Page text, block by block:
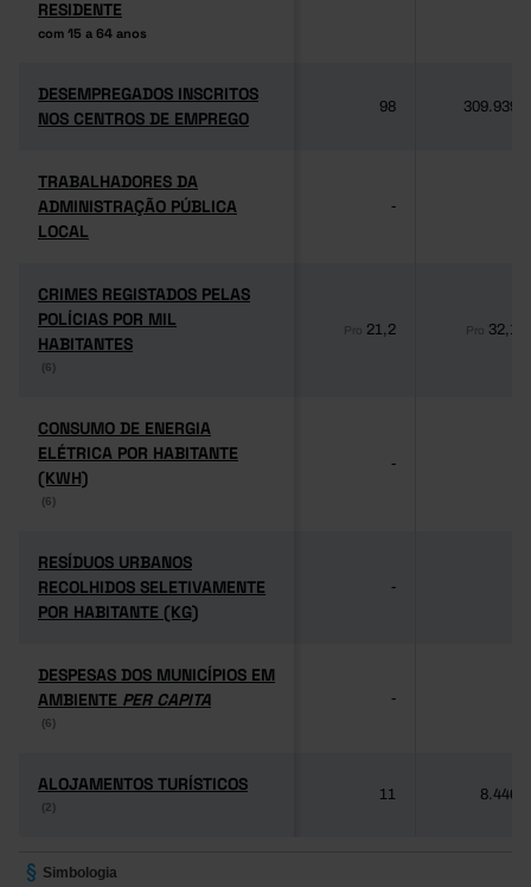
RESIDENTE
com 15 a 64 anos
RESIDENTE
com 15 a 64 anos
DESEMPREGADOS INSCRITOS
NOS CENTROS DE EMPREGO
DESEMPREGADOS INSCRITOS
NOS CENTROS DE EMPREGO
98 309.939
TRABALHADORES DA
ADMINISTRAÇÃO PÚBLICA
LOCAL
TRABALHADORES DA
ADMINISTRAÇÃO PÚBLICA
LOCAL
-
CRIMES REGISTADOS PELAS
POLÍCIAS POR MIL
HABITANTES
(6)
CRIMES REGISTADOS PELAS
POLÍCIAS POR MIL
HABITANTES
(6)
Pro 21,2 Pro 32,1
CONSUMO DE ENERGIA
ELÉTRICA POR HABITANTE
(KWH)
(6)
CONSUMO DE ENERGIA
ELÉTRICA POR HABITANTE
(KWH)
(6)
-
RESÍDUOS URBANOS
RECOLHIDOS SELETIVAMENTE
POR HABITANTE (KG)
RESÍDUOS URBANOS
RECOLHIDOS SELETIVAMENTE
POR HABITANTE (KG)
-
DESPESAS DOS MUNICÍPIOS EM
AMBIENTE PER CAPITA
(6)
DESPESAS DOS MUNICÍPIOS EM
AMBIENTE PER CAPITA
(6)
-
ALOJAMENTOS TURÍSTICOS
(2)
ALOJAMENTOS TURÍSTICOS
(2)
11 8.446
Simbologia